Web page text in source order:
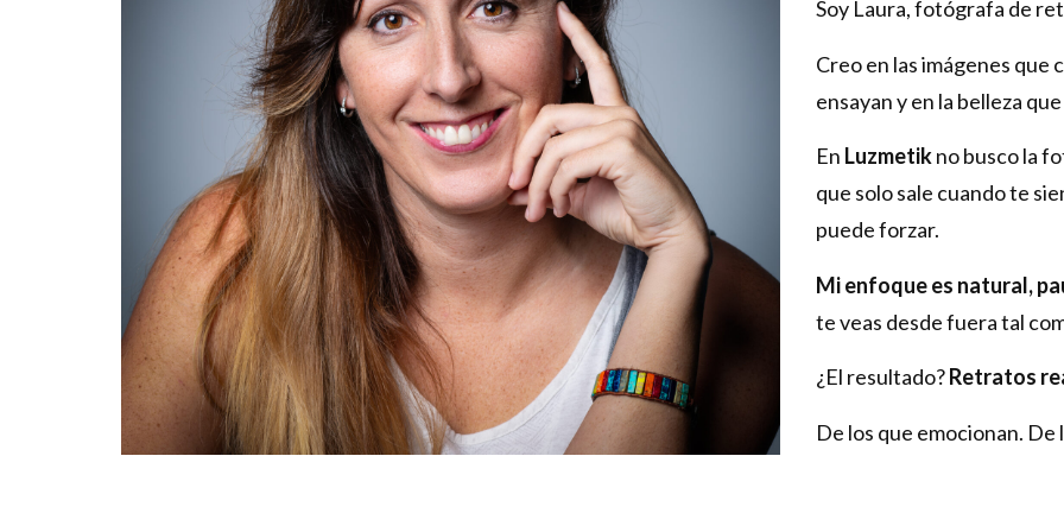
Soy Laura, fotógrafa de
Creo en las imágenes que
ensayan y en la belleza
En Luzmetikno busco la
que solo sale cuando te
puede forzar.
Mi enfoque es natural,
te veas desde fuera tal
¿El resultado?Retratos
De los que emocionan.